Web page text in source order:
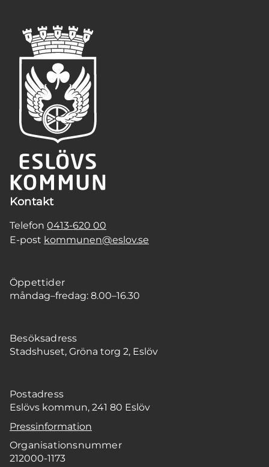
Kontakt
Telefon 0413-620 00
E-post kommunen@eslov.se
Öppettider
måndag–fredag: 8.00–16.30
Besöksadress
Stadshuset, Gröna torg 2, Eslöv
Postadress
Eslövs kommun, 241 80 Eslöv
Pressinformation
Organisationsnummer
212000-1173